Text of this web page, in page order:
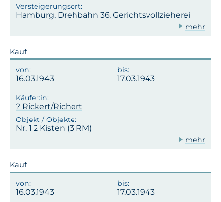
Hamburg, Drehbahn 36, Gerichtsvollzieherei
mehr
Kauf
16.03.1943 17.03.1943
? Rickert/Richert
Nr. 1 2 Kisten (3 RM)
mehr
Kauf
16.03.1943 17.03.1943